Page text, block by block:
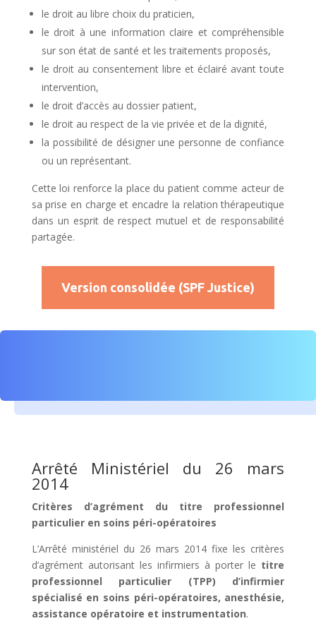
le droit au libre choix du praticien,
le droit à une information claire et compréhensible
sur son état de santé et les traitements proposés,
le droit au consentement libre et éclairé avant toute
intervention,
le droit d’accès au dossier patient,
le droit au respect de la vie privée et de la dignité,
la possibilité de désigner une personne de confiance
ou un représentant.
Cette loi renforce la place du patient comme acteur de
sa prise en charge et encadre la relation thérapeutique
dans un esprit de respect mutuel et de responsabilité
partagée.
Version consolidée (SPF Justice)
Arrêté Ministériel du 26 mars
2014
Critères d’agrément du titre professionnel
particulier en soins péri-opératoires
L’Arrêté ministériel du 26 mars 2014 fixe les critères
d’agrément autorisant les infirmiers à porter le titre
professionnel particulier (TPP) d’infirmier
spécialisé en soins péri-opératoires, anesthésie,
assistance opératoire et instrumentation.